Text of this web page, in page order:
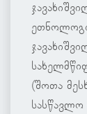
(შოთა
სასწავლო